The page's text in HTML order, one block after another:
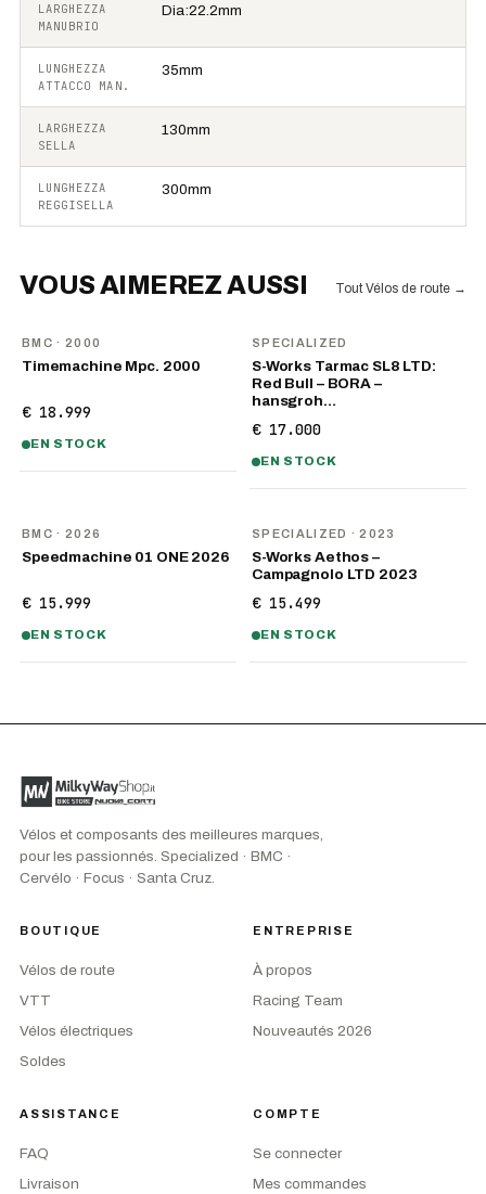
LARGHEZZA
MANUBRIO
Dia:22.2mm
LUNGHEZZA
ATTACCO MAN.
35mm
LARGHEZZA
SELLA
130mm
LUNGHEZZA
REGGISELLA
300mm
VOUS AIMEREZ AUSSI Tout Vélos de route →
BMC · 2000
Timemachine Mpc. 2000
€ 18.999
EN STOCK
SPECIALIZED
S-Works Tarmac SL8 LTD:
Red Bull – BORA –
hansgroh…
€ 17.000
EN STOCK
BMC · 2026
Speedmachine 01 ONE 2026
€ 15.999
EN STOCK
SPECIALIZED · 2023
S-Works Aethos –
Campagnolo LTD 2023
€ 15.499
EN STOCK
Vélos et composants des meilleures marques,
pour les passionnés. Specialized · BMC ·
Cervélo · Focus · Santa Cruz.
BOUTIQUE
Vélos de route
VTT
Vélos électriques
Soldes
ENTREPRISE
À propos
Racing Team
Nouveautés 2026
ASSISTANCE
FAQ
Livraison
COMPTE
Se connecter
Mes commandes